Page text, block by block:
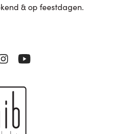
& op feestdagen.